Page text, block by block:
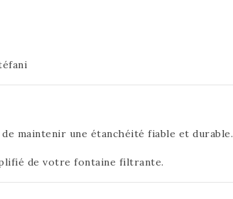
maintenir une étanchéité fiable et durable.
de votre fontaine filtrante.